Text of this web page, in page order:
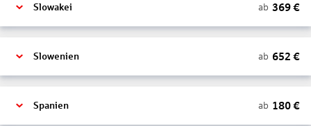
Slowakei ab 369€
Slowenien ab 652 €
Spanien ab 180€